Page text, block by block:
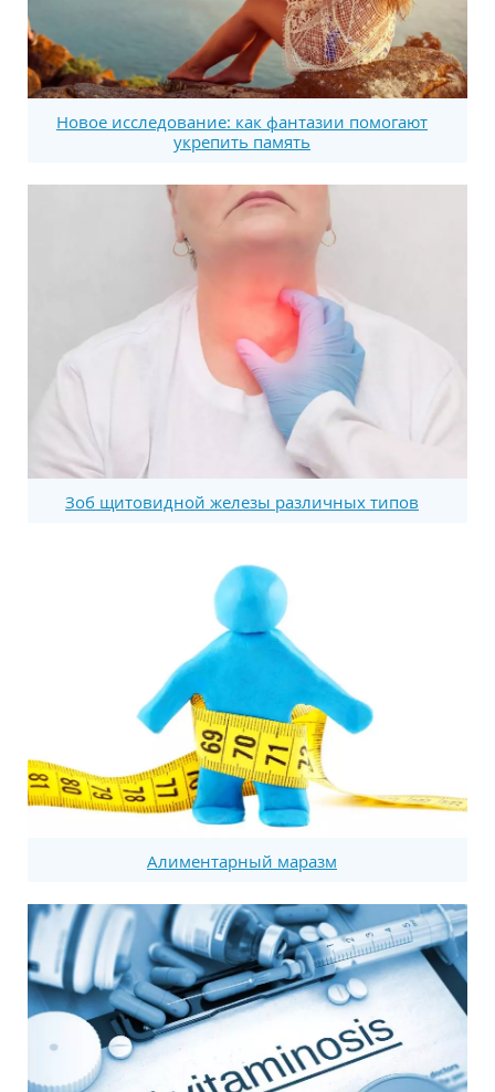
Новое исследование: как фантазии помогают
укрепить память
Зоб щитовидной железы различных типов
Алиментарный маразм